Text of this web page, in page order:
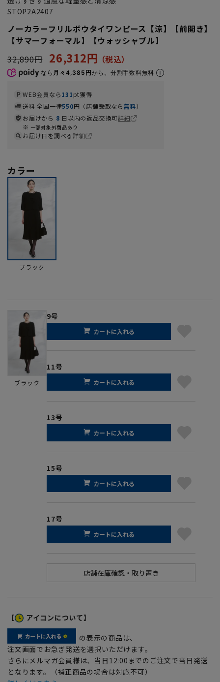
STOP2A2407
ノーカラーフリルボウタイワンピース【涼】【前開き】
【サマーフォーマル】【ウォッシャブル】
32,890円
26,312円
なら 月々4,385円から。分割手数料無料
WEB会員なら131pt獲得
送料 全国一律550円（店舗受取なら無料）
お届けから 8 日以内の返品交換可詳細
一部対象外商品あり
お届け日を調べる詳細
カラー
ブラック
ブラック
9号
カートに入れる
11号
カートに入れる
13号
カートに入れる
15号
カートに入れる
17号
カートに入れる
【 アイコンについて】
の表示の商品は、
注文画面でお急ぎ発送を選択いただけます。
さらにメルマガ会員様は、当日12:00までのご注文で当日発送
となります。（補正商品の場合は対応不可）